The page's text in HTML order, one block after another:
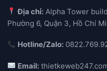
Địa chỉ: Alpha Tower
Phường 6, Quận 3, Hồ Chí
Hotline/Zalo:
Email: